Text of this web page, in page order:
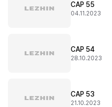
CAP 55
04.11.2023
CAP 54
28.10.2023
CAP 53
21.10.2023